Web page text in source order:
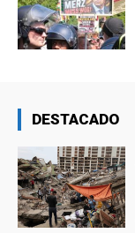
DESTACADO